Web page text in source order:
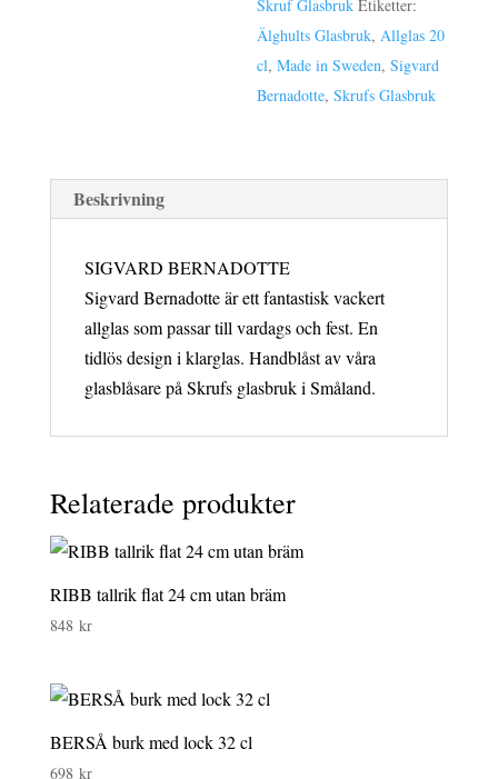
Skruf Glasbruk Etiketter:
Älghults Glasbruk, Allglas 20
cl,Made in Sweden,Sigvard
Bernadotte,Skrufs Glasbruk
Beskrivning
SIGVARD BERNADOTTE
Sigvard Bernadotte är ett fantastisk vackert
allglas som passar till vardags och fest. En
tidlös design i klarglas. Handblåst av våra
glasblåsare på Skrufs glasbruk i Småland.
Relaterade produkter
RIBB tallrik flat 24 cm utan bräm
848 kr
BERSÅ burk med lock 32 cl
698 kr